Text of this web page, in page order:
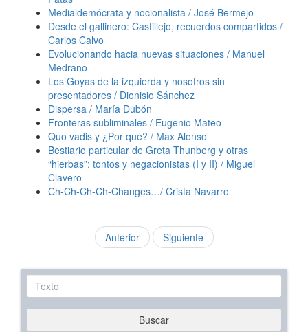
Medialdemócrata y nocionalista / José Bermejo
Desde el gallinero: Castillejo, recuerdos compartidos /
Carlos Calvo
Evolucionando hacia nuevas situaciones / Manuel
Medrano
Los Goyas de la izquierda y nosotros sin
presentadores / Dionisio Sánchez
Dispersa / María Dubón
Fronteras subliminales / Eugenio Mateo
Quo vadis y ¿Por qué? / Max Alonso
Bestiario particular de Greta Thunberg y otras
“hierbas”: tontos y negacionistas (I y II) / Miguel
Clavero
Ch-Ch-Ch-Ch-Changes…/ Crista Navarro
Anterior Siguiente
Texto
Buscar